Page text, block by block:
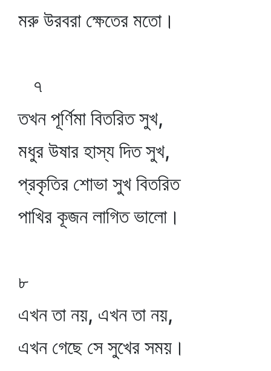
মরু উরবরা ক্ষেতের মতো।
৭
তখন পূর্ণিমা বিতরিত সুখ,
মধুর উষার হাস্য দিত সুখ,
প্রকৃতির শোভা সুখ বিতরিত
পাখির কূজন লাগিত ভালো।
৮
এখন তা নয়, এখন তা নয়,
এখন গেছে সে সুখের সময়।